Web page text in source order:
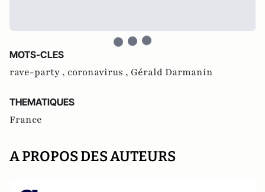
MOTS-CLES
rave-party , coronavirus , Gérald Darmanin
THEMATIQUES
France
A PROPOS DES AUTEURS